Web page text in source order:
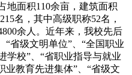
地面积110余亩，建筑面积
名，其中高级职称52名，
余人。近年来，我校先后
“省级文明单位”、“全国职业
学校”、“省职业指导与就业
业教育先进集体”、“省级文